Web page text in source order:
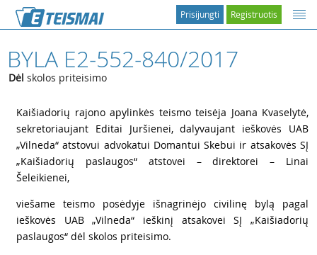
Registruotis
Prisijungti
BYLA E2-552-840/2017
Dėl skolos priteisimo
Kaišiadorių rajono apylinkės teismo teisėja Joana Kvaselytė,
sekretoriaujant Editai Juršienei, dalyvaujant ieškovės UAB
„Vilneda“ atstovui advokatui Domantui Skebui ir atsakovės SĮ
„Kaišiadorių paslaugos“ atstovei – direktorei – Linai
Šeleikienei,
viešame teismo posėdyje išnagrinėjo civilinę bylą pagal
ieškovės UAB „Vilneda“ ieškinį atsakovei SĮ „Kaišiadorių
paslaugos“ dėl skolos priteisimo.